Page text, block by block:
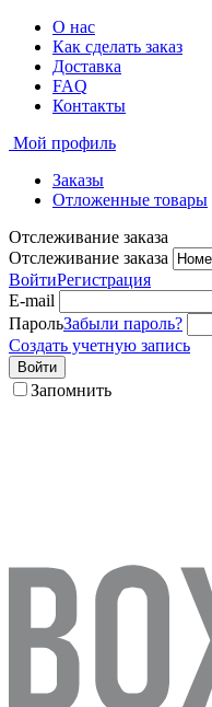
О нас
Как сделать заказ
Доставка
FAQ
Контакты
Мой профиль
Заказы
Отложенные товары
Отслеживание заказа
Отслеживание заказа
ВойтиРегистрация
E-mail
ПарольЗабыли пароль?
Создать учетную запись
Войти
Запомнить